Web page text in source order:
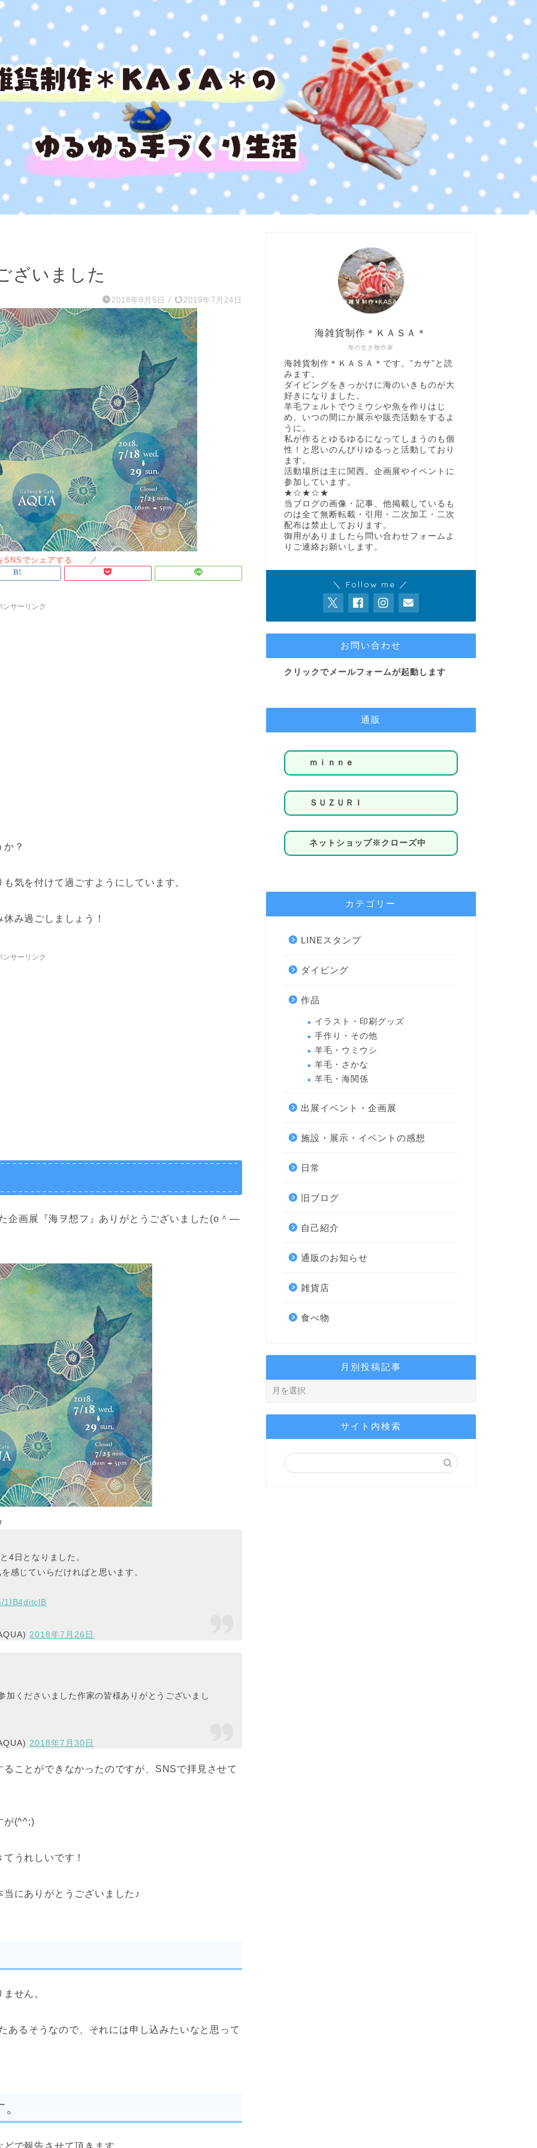
ざいました
2018年8月5日 / 2019年7月24日
ンサーリンク
？
気を付けて過ごすようにしています。
み過ごしましょう！
ンサーリンク
企画展『海ヲ想フ』ありがとうございました(o＾―
4日となりました。
感じていらだければと思います。
1IB4ditclB
2018年7月26日
くださいました作家の皆様ありがとうございまし
2018年7月30日
ことができなかったのですが、SNSで拝見させて
が(^^;)
うれしいです！
にありがとうございました♪
せん。
るそうなので、それには申し込みたいなと思って
海の生き物作家
海雑貨制作＊ＫＡＳＡ＊
海雑貨制作＊ＫＡＳＡ＊です。”カサ”と読
みます。
ダイビングをきっかけに海のいきものが大
好きになりました。
羊毛フェルトでウミウシや魚を作りはじ
め、いつの間にか展示や販売活動をするよ
うに。
私が作るとゆるゆるになってしまうのも個
性！と思いのんびりゆるっと活動しており
ます。
活動場所は主に関西。企画展やイベントに
参加しています。
★☆★☆★
当ブログの画像・記事、他掲載しているも
のは全て無断転載・引用・二次加工・二次
配布は禁止しております。
御用がありましたら問い合わせフォームよ
りご連絡お願いします。
＼ Follow me ／
お問い合わせ
クリックでメールフォームが起動します
通販
ｍｉｎｎｅ
ＳＵＺＵＲＩ
ネットショップ※クローズ中
カテゴリー
LINEスタンプ
ダイビング
作品
イラスト・印刷グッズ
手作り・その他
羊毛・ウミウシ
羊毛・さかな
羊毛・海関係
出展イベント・企画展
施設・展示・イベントの感想
日常
旧ブログ
自己紹介
通販のお知らせ
雑貨店
食べ物
月別投稿記事
サイト内検索